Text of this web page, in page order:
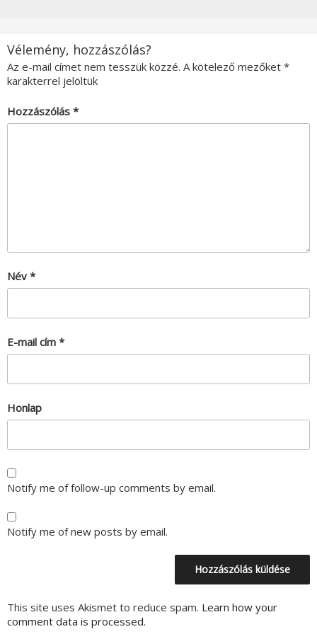
Vélemény, hozzászólás?
Az e-mail címet nem tesszük közzé. A kötelező mezőket *
karakterrel jelöltük
Hozzászólás *
Név *
E-mail cím *
Honlap
Notify me of follow-up comments by email.
Notify me of new posts by email.
This site uses Akismet to reduce spam. Learn how your
comment data is processed.